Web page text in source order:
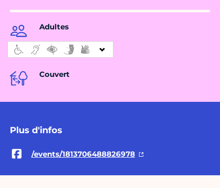
Adultes
Couvert
Plus d'infos
/events/1813706488826978